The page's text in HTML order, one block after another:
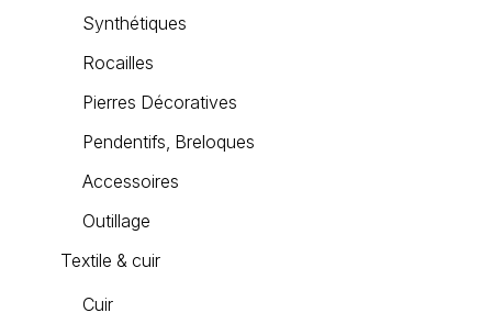
Synthétiques
Rocailles
Pierres Décoratives
Pendentifs, Breloques
Accessoires
Outillage
Textile & cuir
Cuir